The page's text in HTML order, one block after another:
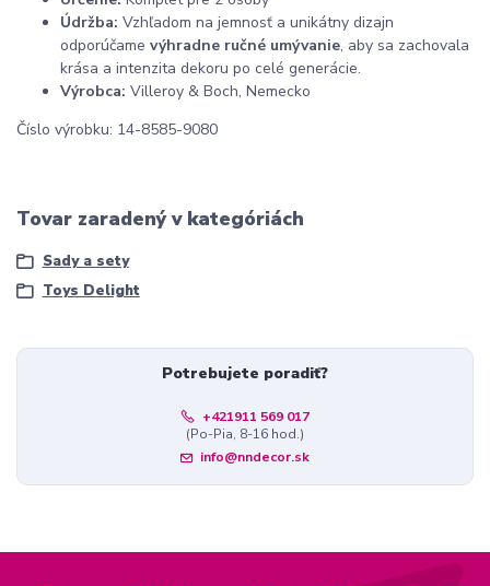
Údržba: Vzhľadom na jemnosť a unikátny dizajn
odporúčame výhradne ručné umývanie, aby sa zachovala
krása a intenzita dekoru po celé generácie.
Výrobca: Villeroy & Boch, Nemecko
Číslo výrobku: 14-8585-9080
Tovar zaradený v kategóriách
Sady a sety
Toys Delight
Potrebujete poradiť?
+421911 569 017
(Po-Pia, 8-16 hod.)
info@nndecor.sk